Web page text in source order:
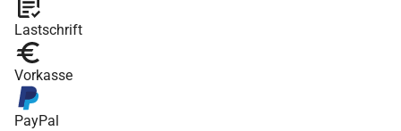
Lastschrift
Vorkasse
PayPal